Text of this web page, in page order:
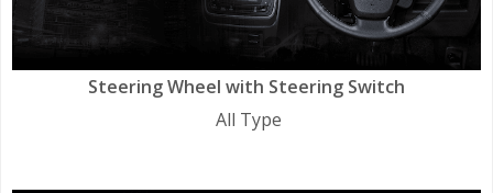
Steering Wheel with Steering Switch
All Type